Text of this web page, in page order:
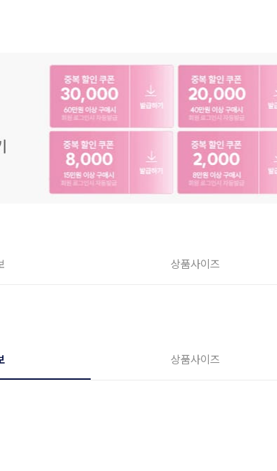
상품사이즈
상품사이즈